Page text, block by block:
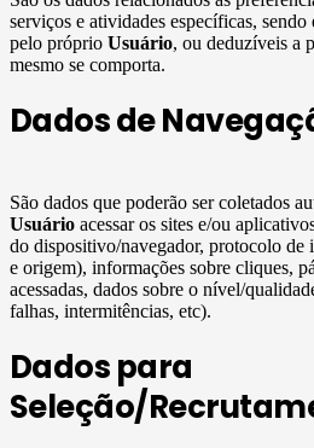
serviços e atividades específicas,
pelo próprio Usuário, ou deduzíveis a
mesmo se comporta.
Dados de
São dados que poderão ser coletados
Usuário acessar os sites e/ou
do dispositivo/navegador, protocolo de
e origem), informações sobre cliques,
acessadas, dados sobre o nível/
falhas, intermitências, etc).
Dados para
Seleção/